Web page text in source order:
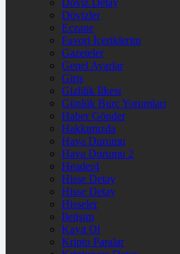
Dövizler
Eczane
Favori İçeriklerim
Gazeteler
Genel Ayarlar
Giriş
Gizlilik İlkesi
Günlük Burç Yorumları
Haber Gönder
Hakkımızda
Hava Durumu
Hava Durumu 2
Header4
Hisse Detay
Hisse Detay
Hisseler
İletişim
Kayıt Ol
Kripto Paralar